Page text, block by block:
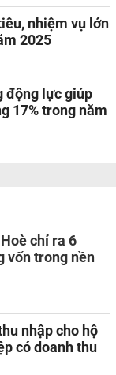
nhiệm vụ lớn
2025
động lực giúp
17% trong năm
chỉ ra 6
vốn trong nền
nhập cho hộ
có doanh thu